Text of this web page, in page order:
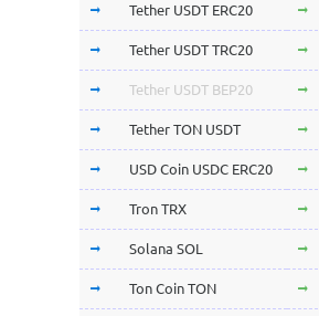
Tether USDT ERC20
Tether USDT TRC20
Tether USDT BEP20
Tether TON USDT
USD Coin USDC ERC20
Tron TRX
Solana SOL
Ton Coin TON